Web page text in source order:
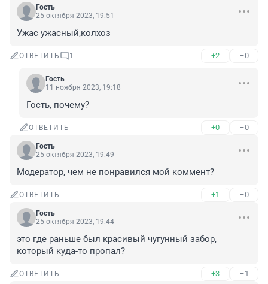
Гость
25 октября 2023, 19:51
Ужас ужасный,колхоз
ОТВЕТИТЬ 1 +2 –0
Гость
11 ноября 2023, 19:18
Гость, почему?
ОТВЕТИТЬ +0 –0
Гость
25 октября 2023, 19:49
Модератор, чем не понравился мой коммент?
ОТВЕТИТЬ +1 –0
Гость
25 октября 2023, 19:44
это где раньше был красивый чугунный забор,
который куда-то пропал?
ОТВЕТИТЬ +3 –1